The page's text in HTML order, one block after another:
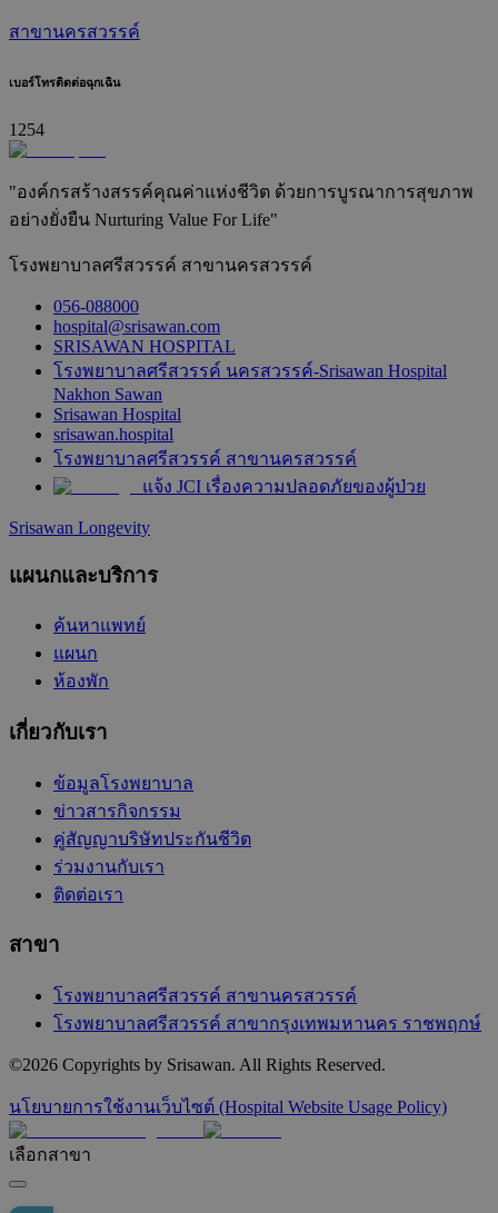
สาขานครสวรรค์
เบอร์โทรติดต่อฉุกเฉิน
1254
"องค์กรสร้างสรรค์คุณค่าแห่งชีวิต ด้วยการบูรณาการสุขภาพ
อย่างยั่งยืน Nurturing Value For Life"
โรงพยาบาลศรีสวรรค์ สาขานครสวรรค์
056-088000
hospital@srisawan.com
SRISAWAN HOSPITAL
โรงพยาบาลศรีสวรรค์ นครสวรรค์-Srisawan Hospital
Nakhon Sawan
Srisawan Hospital
srisawan.hospital
โรงพยาบาลศรีสวรรค์ สาขานครสวรรค์
แจ้ง JCI เรื่องความปลอดภัยของผู้ป่วย
Srisawan Longevity
แผนกและบริการ
ค้นหาแพทย์
แผนก
ห้องพัก
เกี่ยวกับเรา
ข้อมูลโรงพยาบาล
ข่าวสารกิจกรรม
คู่สัญญาบริษัทประกันชีวิต
ร่วมงานกับเรา
ติดต่อเรา
สาขา
โรงพยาบาลศรีสวรรค์ สาขานครสวรรค์
โรงพยาบาลศรีสวรรค์ สาขากรุงเทพมหานคร ราชพฤกษ์
©2026 Copyrights by Srisawan. All Rights Reserved.
นโยบายการใช้งานเว็บไซต์ (Hospital Website Usage Policy)
เลือกสาขา